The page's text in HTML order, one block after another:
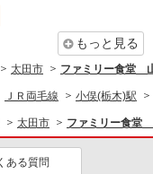
り
もっと見る
太田市 ファミリー食堂
ＪＲ両毛線 小俣(栃木)駅
太田市 ファミリー食堂
ある質問